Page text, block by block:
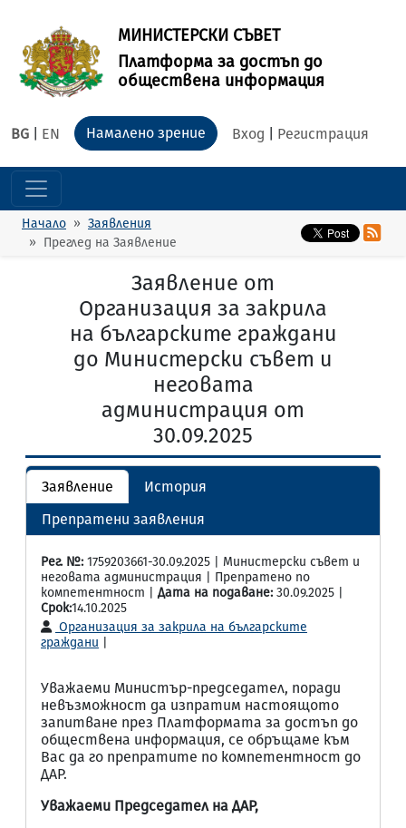
МИНИСТЕРСКИ СЪВЕТ
Платформа за достъп до
обществена информация
BG EN Вход Регистрация
Намалено зрение
Начало
Заявления
Преглед на Заявление
Заявление от
Организация за закрила
на българските граждани
до Министерски съвет и
неговата
администрация от
30.09.2025
Заявление
История
Препратени заявления
Рег. №: 1759203661-30.09.2025 | Министерски съвет и
неговата администрация | Препратено по
компетентност | Дата на подаване: 30.09.2025 |
Срок:14.10.2025
Организация за закрила на българските
граждани
Уважаеми Министър-председател, поради
невъзможност да изпратим настоящото
запитване през Платформата за достъп до
обществена информация, се обръщаме към
Вас да го препратите по компетентност до
ДАР.
Уважаеми Председател на ДАР,